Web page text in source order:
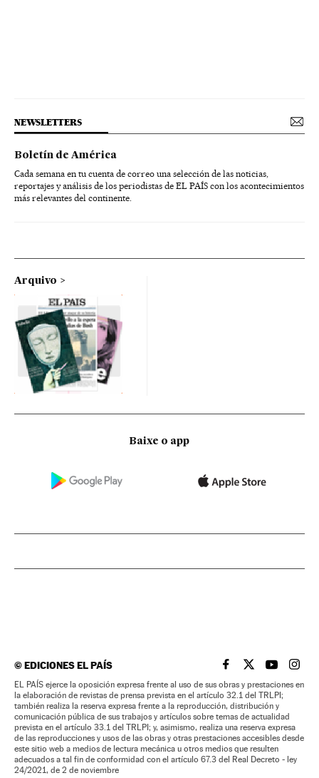
NEWSLETTERS
Boletín de América
Cada semana en tu cuenta de correo una selección de las noticias,
reportajes y análisis de los periodistas de EL PAÍS con los acontecimientos
más relevantes del continente.
Arquivo
Baixe o app
©EDICIONES EL PAÍS EL PAÍS BRASIL EN
EL PAÍSEL PAÍS
EL
EL PAÍS ejerce la oposición expresa frente al uso de sus obras y prestaciones en
la elaboración de revistas de prensa prevista en el artículo 32.1 del TRLPI;
también realiza la reserva expresa frente a la reproducción, distribución y
comunicación pública de sus trabajos y artículos sobre temas de actualidad
prevista en el artículo 33.1 del TRLPI; y, asimismo, realiza una reserva expresa
de las reproducciones y usos de las obras y otras prestaciones accesibles desde
este sitio web a medios de lectura mecánica u otros medios que resulten
adecuados a tal fin de conformidad con el artículo 67.3 del Real Decreto - ley
24/2021, de 2 de noviembre